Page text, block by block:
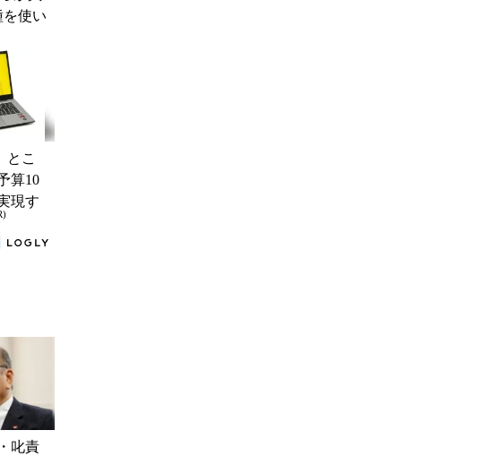
使い
とこ
算10
現す
叱責